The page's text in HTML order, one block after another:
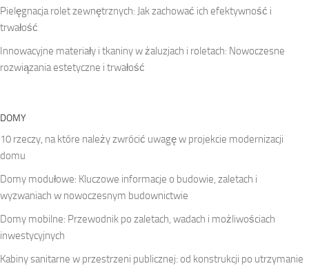
Pielęgnacja rolet zewnętrznych: Jak zachować ich efektywność i
trwałość
Innowacyjne materiały i tkaniny w żaluzjach i roletach: Nowoczesne
rozwiązania estetyczne i trwałość
DOMY
10 rzeczy, na które należy zwrócić uwagę w projekcie modernizacji
domu
Domy modułowe: Kluczowe informacje o budowie, zaletach i
wyzwaniach w nowoczesnym budownictwie
Domy mobilne: Przewodnik po zaletach, wadach i możliwościach
inwestycyjnych
Kabiny sanitarne w przestrzeni publicznej: od konstrukcji po utrzymanie